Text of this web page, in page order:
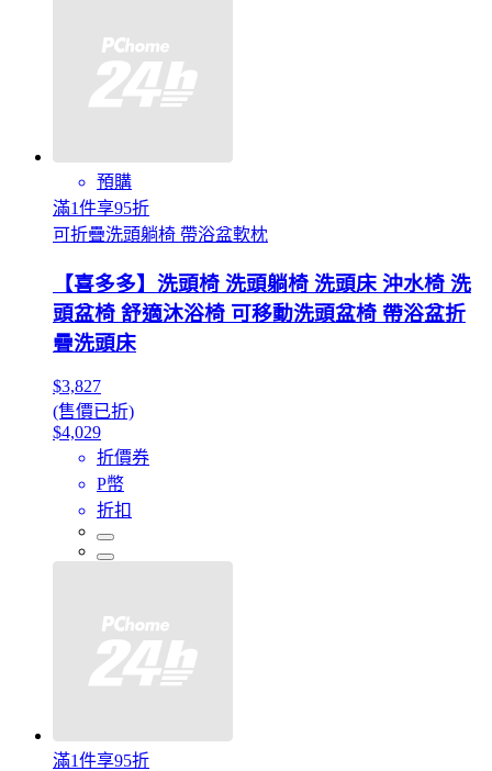
預購
滿1件享95折
可折疊洗頭躺椅 帶浴盆軟枕
【喜多多】洗頭椅 洗頭躺椅 洗頭床 沖水椅 洗
頭盆椅 舒適沐浴椅 可移動洗頭盆椅 帶浴盆折
疊洗頭床
$3,827
(售價已折)
$4,029
折價券
P幣
折扣
滿1件享95折